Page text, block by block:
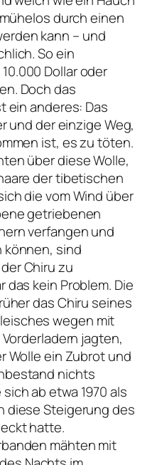
durch einen
kann – und
So ein
Dollar oder
Doch das
ein anderes: Das
und der einzige Weg,
ist, es zu töten.
über diese Wolle,
der tibetischen
die vom Wind über
getriebenen
verfangen und
sind
Chiru zu
das kein Problem. Die
das Chiru seines
wegen mit
jagten,
Wolle ein Zubrot und
nichts
ab etwa 1970 als
diese Steigerung des
hatte.
mähten mit